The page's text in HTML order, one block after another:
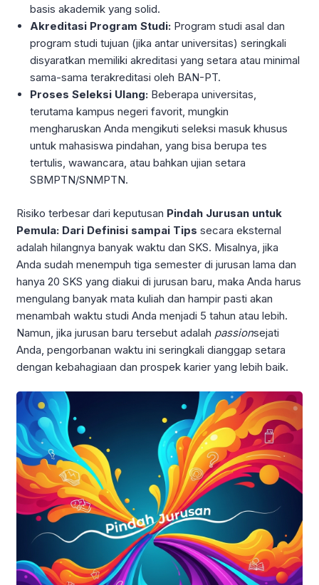
basis akademik yang solid.
Akreditasi Program Studi: Program studi asal dan
program studi tujuan (jika antar universitas) seringkali
disyaratkan memiliki akreditasi yang setara atau minimal
sama-sama terakreditasi oleh BAN-PT.
Proses Seleksi Ulang: Beberapa universitas,
terutama kampus negeri favorit, mungkin
mengharuskan Anda mengikuti seleksi masuk khusus
untuk mahasiswa pindahan, yang bisa berupa tes
tertulis, wawancara, atau bahkan ujian setara
SBMPTN/SNMPTN.
Risiko terbesar dari keputusan Pindah Jurusan untuk
Pemula: Dari Definisi sampai Tips secara eksternal
adalah hilangnya banyak waktu dan SKS. Misalnya, jika
Anda sudah menempuh tiga semester di jurusan lama dan
hanya 20 SKS yang diakui di jurusan baru, maka Anda harus
mengulang banyak mata kuliah dan hampir pasti akan
menambah waktu studi Anda menjadi 5 tahun atau lebih.
Namun, jika jurusan baru tersebut adalah passionsejati
Anda, pengorbanan waktu ini seringkali dianggap setara
dengan kebahagiaan dan prospek karier yang lebih baik.